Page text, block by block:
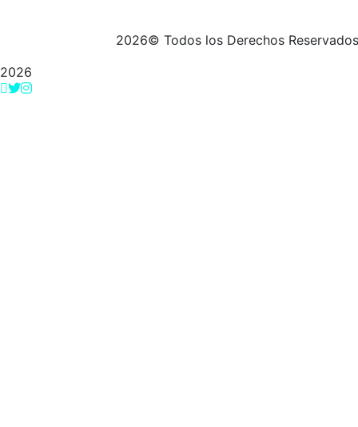
2026© Todos los Derechos
2026